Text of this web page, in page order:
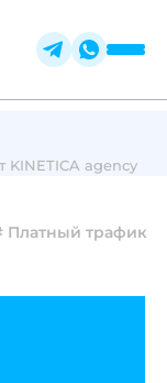
KINETICA agency
Платный трафик